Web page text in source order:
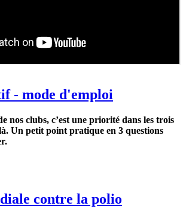
- mode d'emploi
nos clubs, c’est une priorité dans les trois
Un petit point pratique en 3 questions
contre la polio